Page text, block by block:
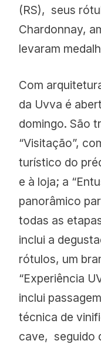
(RS), seus
Chardonnay,
levaram
Com
da Uvva é
domingo. São
“Visitação”,
turístico do
e à loja; a
panorâmico
todas as
inclui a
rótulos, um
“Experiência
inclui
técnica de
cave, ​ seguido